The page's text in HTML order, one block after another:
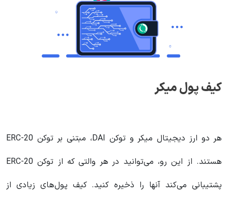
کیف پول میکر
هر دو ارز دیجیتال میکر و توکن DAI، مبتنی بر توکن ERC-20
هستند. از این رو، می‌توانید در هر والتی که از توکن ERC-20
پشتیبانی می‌کند آنها را ذخیره کنید. کیف پول‌های زیادی از